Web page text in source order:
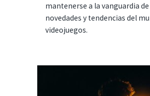
mantenerse a la vanguardia
novedades y tendencias del
videojuegos.